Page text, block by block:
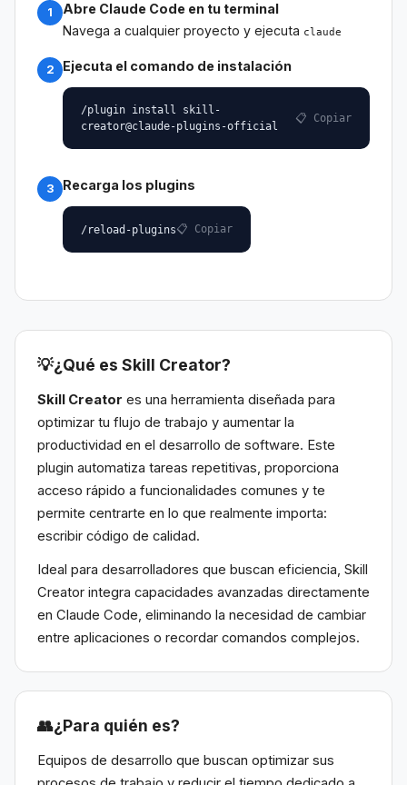
1
Abre Claude Code en tu terminal
Navega a cualquier proyecto y ejecuta claude
2 Ejecuta el comando de instalación
/plugin install skill-
creator@claude-plugins-official
📋 Copiar
3 Recarga los plugins
/reload-plugins📋 Copiar
💡¿Qué es Skill Creator?
Skill Creator es una herramienta diseñada para
optimizar tu flujo de trabajo y aumentar la
productividad en el desarrollo de software. Este
plugin automatiza tareas repetitivas, proporciona
acceso rápido a funcionalidades comunes y te
permite centrarte en lo que realmente importa:
escribir código de calidad.
Ideal para desarrolladores que buscan eficiencia, Skill
Creator integra capacidades avanzadas directamente
en Claude Code, eliminando la necesidad de cambiar
entre aplicaciones o recordar comandos complejos.
👥¿Para quién es?
Equipos de desarrollo que buscan optimizar sus